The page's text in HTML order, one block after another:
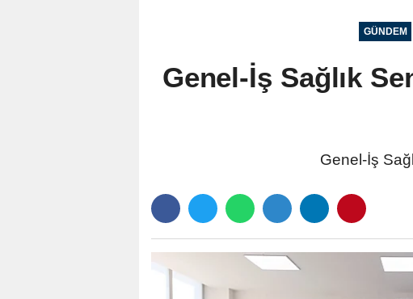
GÜNDEM
Genel-İş Sağlık
Genel-İş